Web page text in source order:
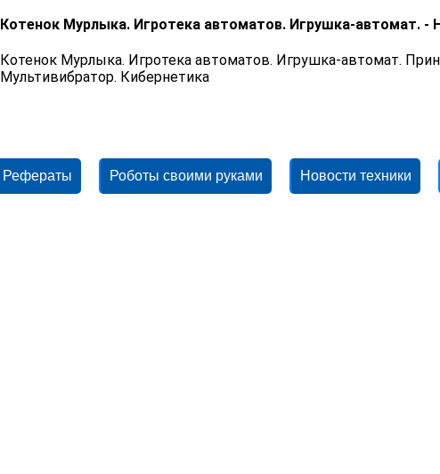
Котенок Мурлыка. Игротека автоматов. Игрушка-автомат. -
Котенок Мурлыка. Игротека автоматов. Игрушка-автомат.
Мультивибратор. Кибернетика
Рефераты Роботы своими руками Новости техники